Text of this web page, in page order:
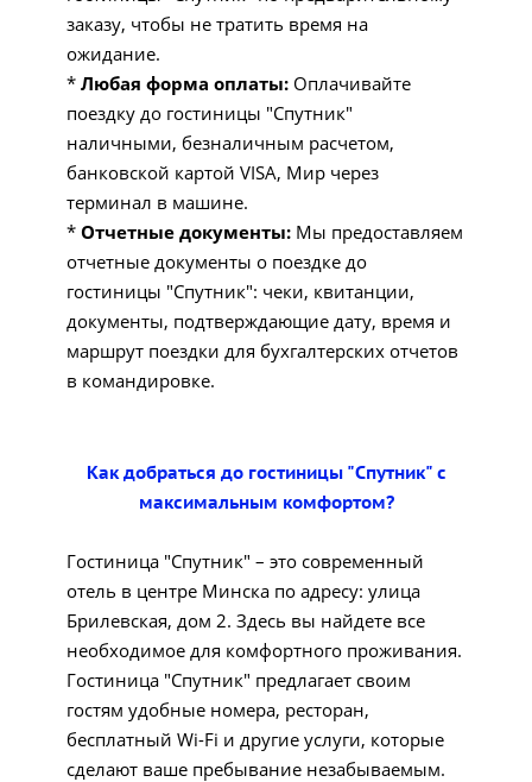
заказу, чтобы не тратить время на
ожидание.
* Любая форма оплаты: Оплачивайте
поездку до гостиницы "Спутник"
наличными, безналичным расчетом,
банковской картой VISA, Мир через
терминал в машине.
* Отчетные документы: Мы предоставляем
отчетные документы о поездке до
гостиницы "Спутник": чеки, квитанции,
документы, подтверждающие дату, время и
маршрут поездки для бухгалтерских отчетов
в командировке.
Как добраться до гостиницы "Спутник" с
максимальным комфортом?
Гостиница "Спутник" – это современный
отель в центре Минска по адресу: улица
Брилевская, дом 2. Здесь вы найдете все
необходимое для комфортного проживания.
Гостиница "Спутник" предлагает своим
гостям удобные номера, ресторан,
бесплатный Wi-Fi и другие услуги, которые
сделают ваше пребывание незабываемым.